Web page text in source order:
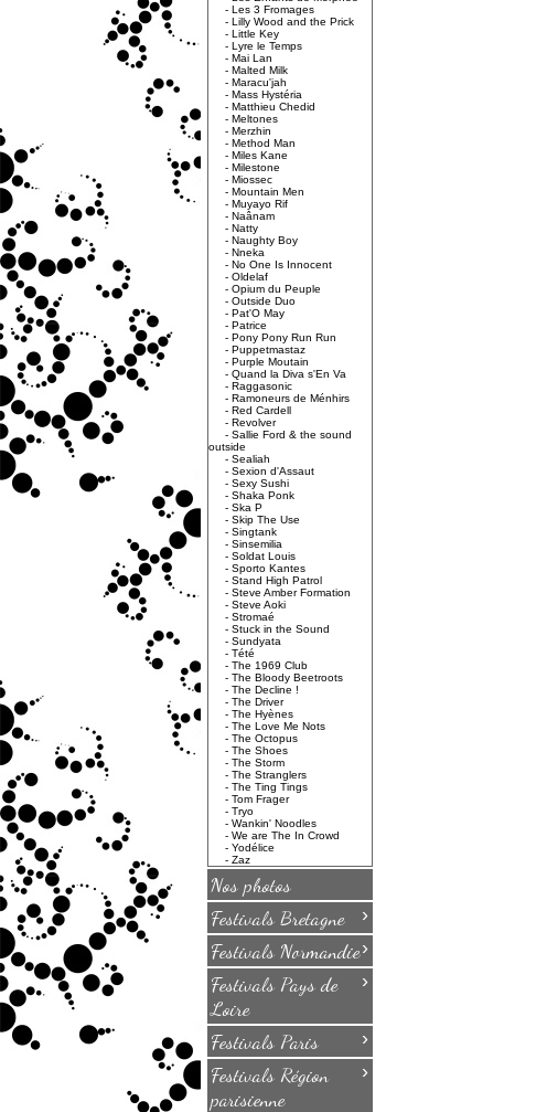
- Les 3 Fromages
- Lilly Wood and the Prick
- Little Key
- Lyre le Temps
- Mai Lan
- Malted Milk
- Maracu'jah
- Mass Hystéria
- Matthieu Chedid
- Meltones
- Merzhin
- Method Man
- Miles Kane
- Milestone
- Miossec
- Mountain Men
- Muyayo Rif
- Naânam
- Natty
- Naughty Boy
- Nneka
- No One Is Innocent
- Oldelaf
- Opium du Peuple
- Outside Duo
- Pat'O May
- Patrice
- Pony Pony Run Run
- Puppetmastaz
- Purple Moutain
- Quand la Diva s'En Va
- Raggasonic
- Ramoneurs de Ménhirs
- Red Cardell
- Revolver
- Sallie Ford & the sound
outside
- Sealiah
- Sexion d'Assaut
- Sexy Sushi
- Shaka Ponk
- Ska P
- Skip The Use
- Singtank
- Sinsemilia
- Soldat Louis
- Sporto Kantes
- Stand High Patrol
- Steve Amber Formation
- Steve Aoki
- Stromaé
- Stuck in the Sound
- Sundyata
- Tété
- The 1969 Club
- The Bloody Beetroots
- The Decline !
- The Driver
- The Hyènes
- The Love Me Nots
- The Octopus
- The Shoes
- The Storm
- The Stranglers
- The Ting Tings
- Tom Frager
- Tryo
- Wankin' Noodles
- We are The In Crowd
- Yodélice
- Zaz
Nos photos
Festivals Bretagne
›
Festivals Normandie›
Festivals Pays de
Loire
›
Festivals Paris ›
Festivals Région
parisienne
›